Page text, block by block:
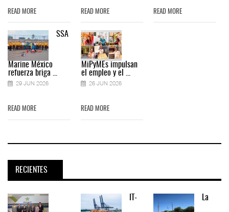
READ MORE
SSA
Marine México
refuerza briga ...
29 JUN 2026
READ MORE
READ MORE
MiPyMEs impulsan
el empleo y el ...
26 JUN 2026
READ MORE
READ MORE
RECIENTES
IT- La